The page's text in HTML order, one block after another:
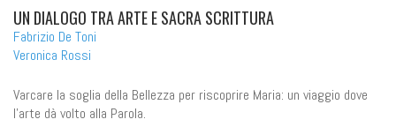
UN DIALOGO TRA ARTE E SACRA SCRITTURA
Fabrizio De Toni
Veronica Rossi
Varcare la soglia della Bellezza per riscoprire Maria: un viaggio dove
l’arte dà volto alla Parola.